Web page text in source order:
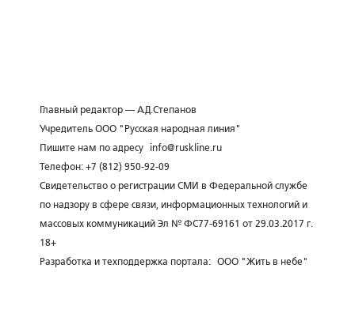
Главный редактор — А.Д.Степанов
Учредитель ООО "Русская народная линия"
Пишите нам по адресу
info@ruskline.ru
Телефон: +7 (812) 950-92-09
Свидетельство о регистрации СМИ в Федеральной службе
по надзору в сфере связи, информационных технологий и
массовых коммуникаций Эл № ФС77-69161 от 29.03.2017 г.
18+
Разработка и техподдержка портала: ООО "Жить в небе"